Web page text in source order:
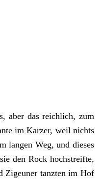
aber das reichlich, zum
im Karzer, weil nichts
langen Weg, und dieses
den Rock hochstreifte,
Zigeuner tanzten im Hof